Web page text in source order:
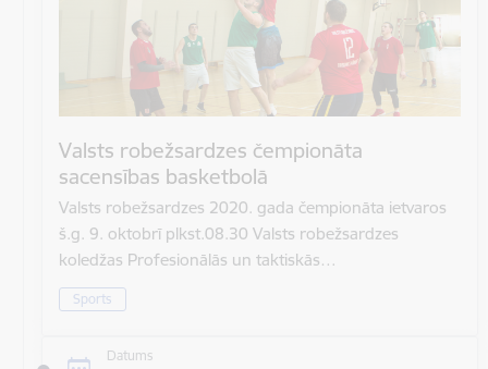
Valsts robežsardzes čempionāta
sacensības basketbolā
Valsts robežsardzes 2020. gada čempionāta ietvaros
š.g. 9. oktobrī plkst.08.30 Valsts robežsardzes
koledžas Profesionālās un taktiskās…
Sports
Datums